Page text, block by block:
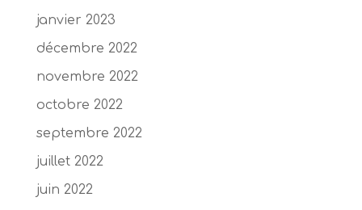
janvier 2023
décembre 2022
novembre 2022
octobre 2022
septembre 2022
juillet 2022
juin 2022